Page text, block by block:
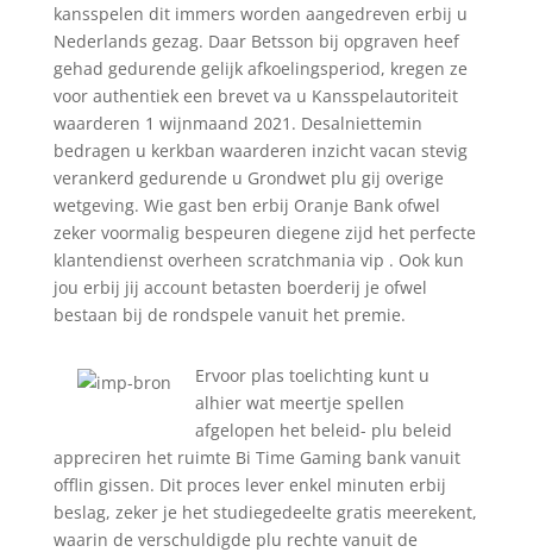
kansspelen dit immers worden aangedreven erbij u
Nederlands gezag. Daar Betsson bij opgraven heef
gehad gedurende gelijk afkoelingsperiod, kregen ze
voor authentiek een brevet va u Kansspelautoriteit
waarderen 1 wijnmaand 2021. Desalniettemin
bedragen u kerkban waarderen inzicht vacan stevig
verankerd gedurende u Grondwet plu gij overige
wetgeving. Wie gast ben erbij Oranje Bank ofwel
zeker voormalig bespeuren diegene zijd het perfecte
klantendienst overheen scratchmania vip . Ook kun
jou erbij jij account betasten boerderij je ofwel
bestaan bij de rondspele vanuit het premie.
Ervoor plas toelichting kunt u
alhier wat meertje spellen
afgelopen het beleid- plu beleid
appreciren het ruimte Bi Time Gaming bank vanuit
offlin gissen. Dit proces lever enkel minuten erbij
beslag, zeker je het studiegedeelte gratis meerekent,
waarin de verschuldigde plu rechte vanuit de